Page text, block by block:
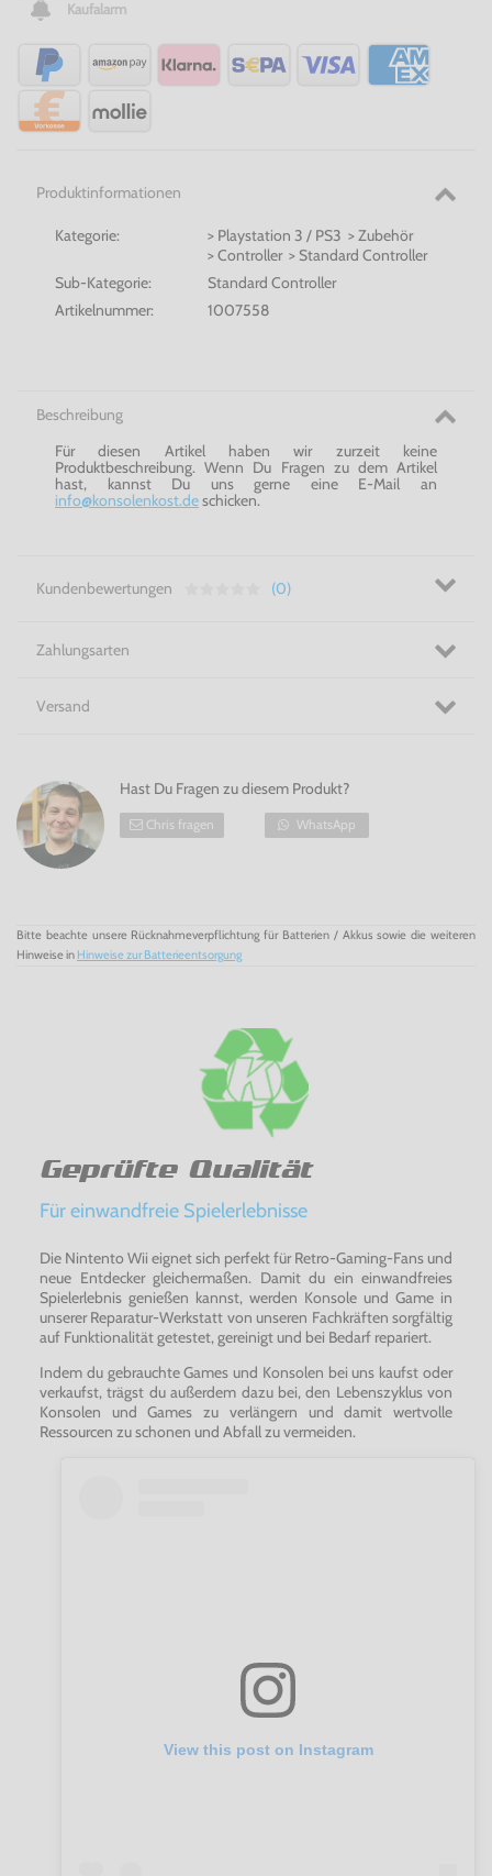
Kaufalarm
Produktinformationen
Kategorie:
> Playstation 3 / PS3 > Zubehör
> Controller > Standard Controller
Sub-Kategorie:
Standard Controller
Artikelnummer:
1007558
Beschreibung
Für diesen Artikel haben wir zurzeit keine
Produktbeschreibung. Wenn Du Fragen zu dem Artikel
hast, kannst Du uns gerne eine E-Mail an
info@konsolenkost.deschicken.
Kundenbewertungen (0)
Zahlungsarten
Versand
Hast Du Fragen zu diesem Produkt?
Chris fragen WhatsApp
Bitte beachte unsere Rücknahmeverpflichtung für Batterien / Akkus sowie die weiteren
Hinweise in Hinweise zur Batterieentsorgung
Geprüfte Qualität
Für einwandfreie Spielerlebnisse
Die Nintento Wii eignet sich perfekt für Retro-Gaming-Fans und
neue Entdecker gleichermaßen. Damit du ein einwandfreies
Spielerlebnis genießen kannst, werden Konsole und Game in
unserer Reparatur-Werkstatt von unseren Fachkräften sorgfältig
auf Funktionalität getestet, gereinigt und bei Bedarf repariert.
Indem du gebrauchte Games und Konsolen bei uns kaufst oder
verkaufst, trägst du außerdem dazu bei, den Lebenszyklus von
Konsolen und Games zu verlängern und damit wertvolle
Ressourcen zu schonen und Abfall zu vermeiden.
View this post on Instagram